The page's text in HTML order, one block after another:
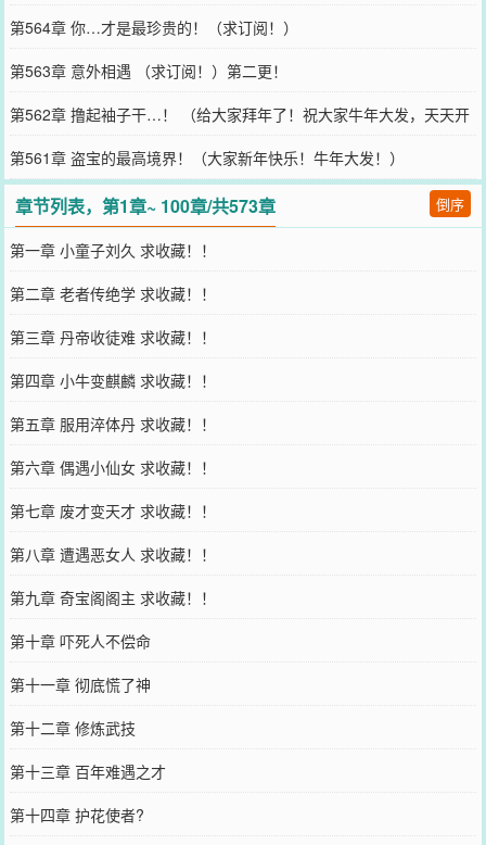
第564章 你…才是最珍贵的！（求订阅！）
第563章 意外相遇 （求订阅！）第二更！
第562章 撸起袖子干…！ （给大家拜年了！祝大家牛年大发，天天开
心！）
第561章 盗宝的最高境界！（大家新年快乐！牛年大发！）
章节列表，第1章~ 100章/共573章 倒序
第一章 小童子刘久 求收藏！！
第二章 老者传绝学 求收藏！！
第三章 丹帝收徒难 求收藏！！
第四章 小牛变麒麟 求收藏！！
第五章 服用淬体丹 求收藏！！
第六章 偶遇小仙女 求收藏！！
第七章 废才变天才 求收藏！！
第八章 遭遇恶女人 求收藏！！
第九章 奇宝阁阁主 求收藏！！
第十章 吓死人不偿命
第十一章 彻底慌了神
第十二章 修炼武技
第十三章 百年难遇之才
第十四章 护花使者?